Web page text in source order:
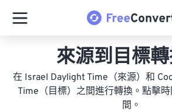
來源到目標
在 Israel Daylight Time（來源）和
Time（目標）之間進行轉換。點擊
間。